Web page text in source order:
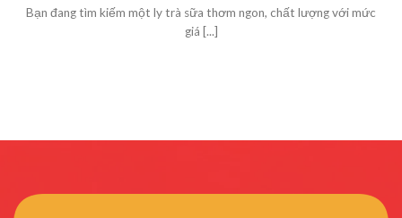
Bạn đang tìm kiếm một ly trà sữa thơm ngon, chất lượng với mức
giá [...]